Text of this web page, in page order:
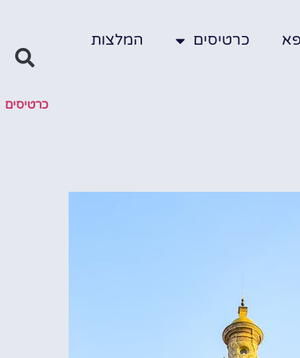
כרטיסים המלצות
כרטיסים